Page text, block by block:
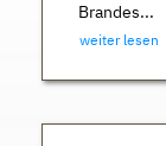
Brandes...
weiter lesen